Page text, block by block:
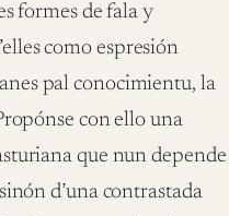
formes de fala y
como espresión
pal conocimientu, la
con ello una
que nun depende
d’una contrastada